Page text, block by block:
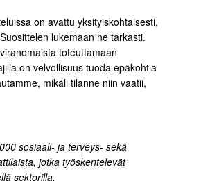
on avattu yksityiskohtaisesti,
lukemaan ne tarkasti.
toteuttamaan
on velvollisuus tuoda epäkohtia
mikäli tilanne niin vaatii,
sosiaali- ja terveys- sekä
jotka työskentelevät
sektorilla.